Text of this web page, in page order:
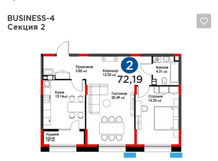
BUSINESS-4
Секция 2
Да, удалить